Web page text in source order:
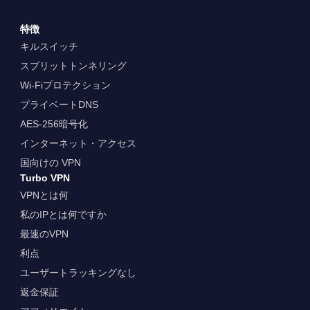
特徴
キルスイッチ
スプリットトンネリング
Wi-Fiプロテクション
プライベートDNS
AES-256暗号化
インターネット・アクセス
国向けの VPN
Turbo VPN
VPNとは何
私のIPとは何ですか
最速のVPN
利点
ユーザートラッキングなし
返金保証